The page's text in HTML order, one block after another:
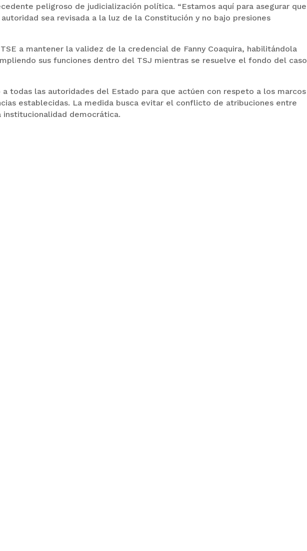
peligroso de judicialización política. “Estamos aquí para asegurar que
sea revisada a la luz de la Constitución y no bajo presiones
a mantener la validez de la credencial de Fanny Coaquira, habilitándola
sus funciones dentro del TSJ mientras se resuelve el fondo del caso
a todas las autoridades del Estado para que actúen con respeto a los marcos
establecidas. La medida busca evitar el conflicto de atribuciones entre
institucionalidad democrática.